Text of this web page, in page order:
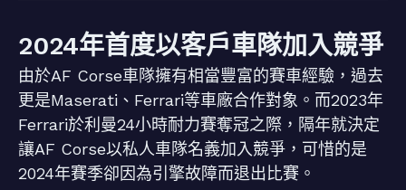
2024年首度以客戶車隊加入競爭
由於AF Corse車隊擁有相當豐富的賽車經驗，過去
更是Maserati、Ferrari等車廠合作對象。而2023年
Ferrari於利曼24小時耐力賽奪冠之際，隔年就決定
讓AF Corse以私人車隊名義加入競爭，可惜的是
2024年賽季卻因為引擎故障而退出比賽。